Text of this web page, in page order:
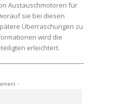
Austauschmotoren für
sie bei diesen
Überraschungen zu
wird die
erleichtert.
-